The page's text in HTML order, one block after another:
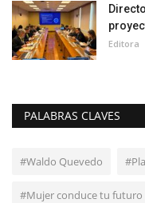
Editora
PALABRAS CLAVES
#Waldo Quevedo
#Mujer conduce tu futuro